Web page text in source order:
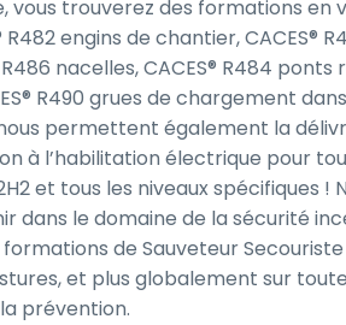
trouverez des formations en
engins de chantier, CACES®
nacelles, CACES® R484 ponts
R490 grues de chargement
permettent également la
à l’habilitation électrique pour
et tous les niveaux spécifiques !
dans le domaine de la sécurité
de Sauveteur Secouriste
et plus globalement sur
prévention.